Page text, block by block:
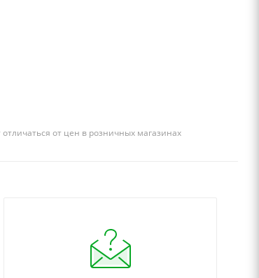
от цен в розничных магазинах